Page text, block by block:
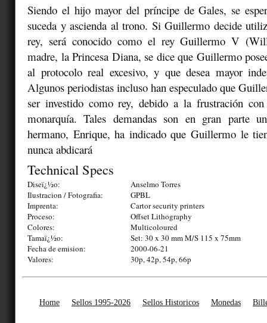
Siendo el hijo mayor del príncipe de Gales, se
suceda y ascienda al trono. Si Guillermo decide
rey, será conocido como el rey Guillermo V
madre, la Princesa Diana, se dice que Guillermo
al protocolo real excesivo, y que desea mayor
Algunos periodistas incluso han especulado que
ser investido como rey, debido a la frustración
monarquía. Tales demandas son en gran parte
hermano, Enrique, ha indicado que Guillermo le
nunca abdicará
Technical Specs
Diseï¿½o:
Anselmo Torres
Ilustracion / Fotografia:
GPBL
Imprenta:
Cartor security printers
Proceso:
Offset Lithography
Colores:
Multicoloured
Tamaï¿½o:
Set: 30 x 30 mm M/S 115 x 75mm
Fecha de emision:
2000-06-21
Valores:
30p, 42p, 54p, 66p
Home Sellos 1995-2026 Sellos Historicos Monedas